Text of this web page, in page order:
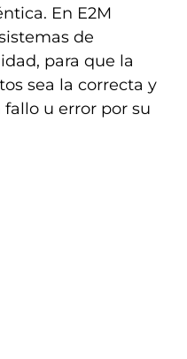
En E2M
de
para que la
sea la correcta y
u error por su